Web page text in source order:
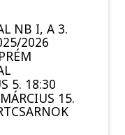
NB I, A 3.
2026
5. 18:30
15.